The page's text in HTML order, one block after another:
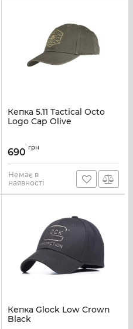
Кепка 5.11 Tactical Octo
Logo Cap Olive
690 грн
Немає в
наявності
Кепка Glock Low Crown
Black